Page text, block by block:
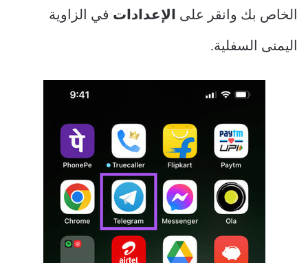
الخاص بك وانقر على الإعدادات في الزاوية
اليمنى السفلية.